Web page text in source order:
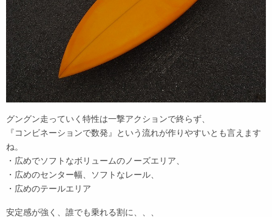
グングン走っていく特性は一撃アクションで終らず、
『コンビネーションで数発』という流れが作りやすいとも言えます
ね。
・広めでソフトなボリュームのノーズエリア、
・広めのセンター幅、ソフトなレール、
・広めのテールエリア
安定感が強く、誰でも乗れる割に、、、